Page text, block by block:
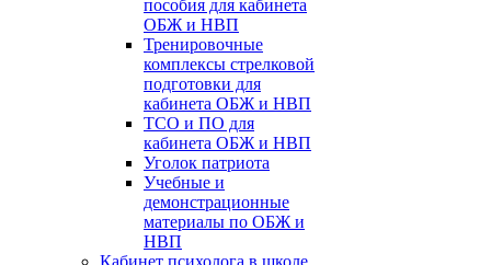
пособия для кабинета
ОБЖ и НВП
Тренировочные
комплексы стрелковой
подготовки для
кабинета ОБЖ и НВП
ТСО и ПО для
кабинета ОБЖ и НВП
Уголок патриота
Учебные и
демонстрационные
материалы по ОБЖ и
НВП
Кабинет психолога в школе